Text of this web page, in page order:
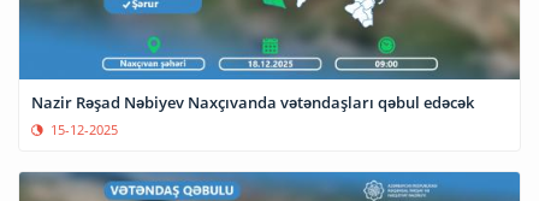
Nazir Rəşad Nəbiyev Naxçıvanda vətəndaşları qəbul edəcək
15-12-2025